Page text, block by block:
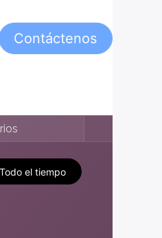
Contáctenos
Todo el tiempo